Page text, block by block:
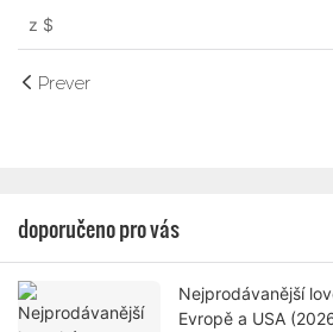
z $
Prever
doporučeno pro vás
Nejprodávanější
Evropě a USA